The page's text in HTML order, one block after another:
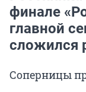
финале
главной
сложился
Соперницы